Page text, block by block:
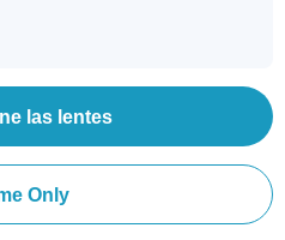
las lentes
Only